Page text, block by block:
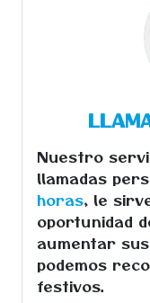
Nuestro
llamadas
horas, le
oportunidad
aumentar
podemos
festivos.